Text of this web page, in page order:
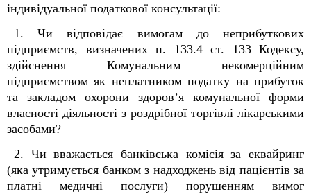
індивідуальної податкової консультації:
1. Чи відповідає вимогам до неприбуткових
підприємств, визначених п. 133.4 ст. 133 Кодексу,
здійснення Комунальним некомерційним
підприємством як неплатником податку на прибуток
та закладом охорони здоров’я комунальної форми
власності діяльності з роздрібної торгівлі лікарськими
засобами?
2. Чи вважається банківська комісія за еквайринг
(яка утримується банком з надходжень від пацієнтів за
платні медичні послуги) порушенням вимог